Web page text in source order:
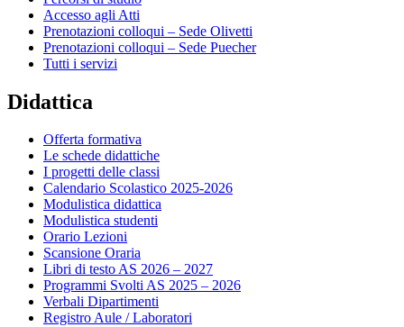
Accesso agli Atti
Prenotazioni colloqui – Sede Olivetti
Prenotazioni colloqui – Sede Puecher
Tutti i servizi
Didattica
Offerta formativa
Le schede didattiche
I progetti delle classi
Calendario Scolastico 2025-2026
Modulistica didattica
Modulistica studenti
Orario Lezioni
Scansione Oraria
Libri di testo AS 2026 – 2027
Programmi Svolti AS 2025 – 2026
Verbali Dipartimenti
Registro Aule / Laboratori